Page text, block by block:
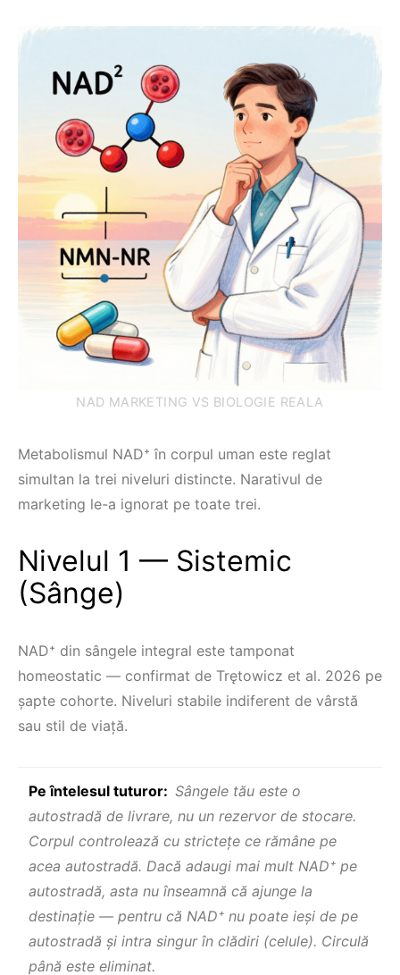
NAD MARKETING VS BIOLOGIE REALA
Metabolismul NAD⁺ în corpul uman este reglat
simultan la trei niveluri distincte. Narativul de
marketing le-a ignorat pe toate trei.
Nivelul 1 — Sistemic
(Sânge)
NAD⁺ din sângele integral este tamponat
homeostatic — confirmat de Trętowicz et al. 2026 pe
şapte cohorte. Niveluri stabile indiferent de vârstă
sau stil de viață.
Pe întelesul tuturor: Sângele tău este o
autostradă de livrare, nu un rezervor de stocare.
Corpul controlează cu strictețe ce rămâne pe
acea autostradă. Dacă adaugi mai mult NAD⁺ pe
autostradă, asta nu înseamnă că ajunge la
destinație — pentru că NAD⁺ nu poate ieşi de pe
autostradă şi intra singur în clădiri (celule). Circulă
până este eliminat.